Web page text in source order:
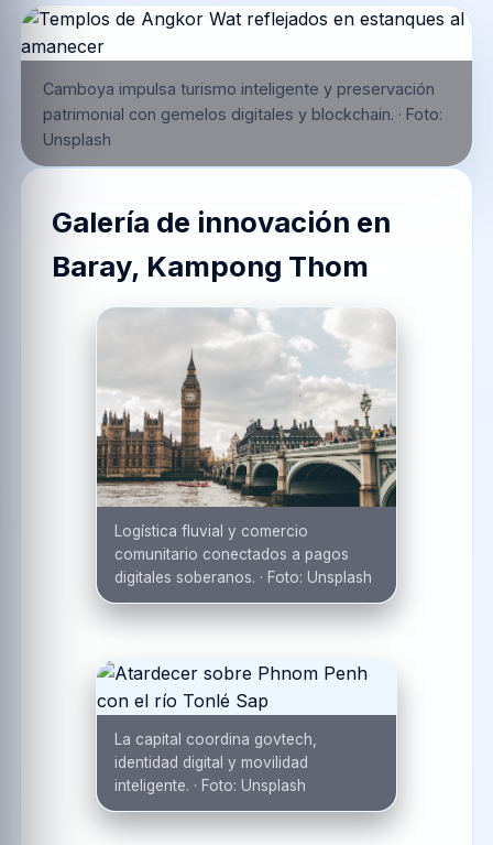
Camboya impulsa turismo inteligente y preservación
patrimonial con gemelos digitales y blockchain. · Foto:
Unsplash
Galería de innovación en
Baray, Kampong Thom
Logística fluvial y comercio
comunitario conectados a pagos
digitales soberanos. · Foto: Unsplash
La capital coordina govtech,
identidad digital y movilidad
inteligente. · Foto: Unsplash